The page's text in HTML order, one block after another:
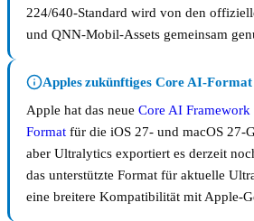
224/640-Standard wird von den
und QNN-Mobil-Assets gemeinsam
Apples zukünftiges Core AI-Format
Apple hat das neue Core AI Framework
Format für die iOS 27- und macOS 27-
aber Ultralytics exportiert es derzeit
das unterstützte Format für aktuelle
eine breitere Kompatibilität mit Apple-